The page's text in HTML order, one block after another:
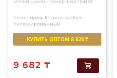
Шотландия Johnnie walker
Купажированный
КУПИТЬ ОПТОМ 8 828 ₸
9 682 ₸